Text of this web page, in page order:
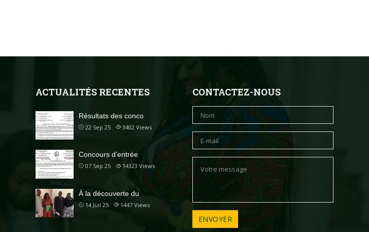
ACTUALITÉS RECENTES
Résultats des conco
22 Sep 25 3402 Views
Concours d’entrée
07 Sep 25 14323 Views
À la découverte du
14 Juil 25 1447 Views
CONTACTEZ-NOUS